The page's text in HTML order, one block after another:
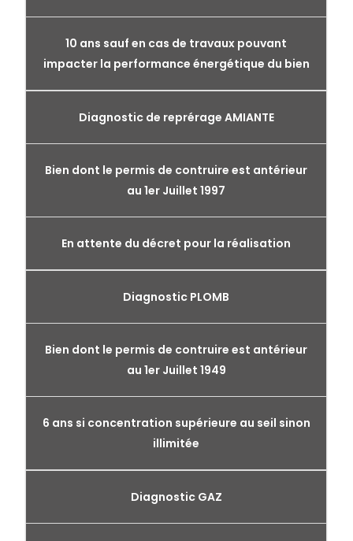
10 ans sauf en cas de travaux pouvant
impacter la performance énergétique du bien
Diagnostic de reprérage AMIANTE
Bien dont le permis de contruire est antérieur
au 1er Juillet 1997
En attente du décret pour la réalisation
Diagnostic PLOMB
Bien dont le permis de contruire est antérieur
au 1er Juillet 1949
6 ans si concentration supérieure au seil sinon
illimitée
Diagnostic GAZ